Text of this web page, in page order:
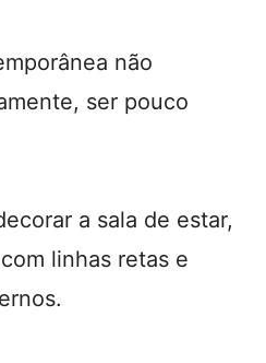
não
ser pouco
a sala de estar,
linhas retas e